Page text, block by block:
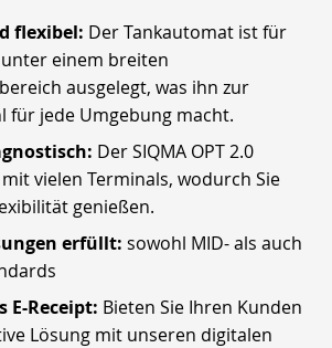
flexibel: Der Tankautomat ist für
einem breiten
ausgelegt, was ihn zur
für jede Umgebung macht.
Der SIQMA OPT 2.0
vielen Terminals, wodurch Sie
genießen.
erfüllt: sowohl MID- als auch
E-Receipt: Bieten Sie Ihren Kunden
Lösung mit unseren digitalen